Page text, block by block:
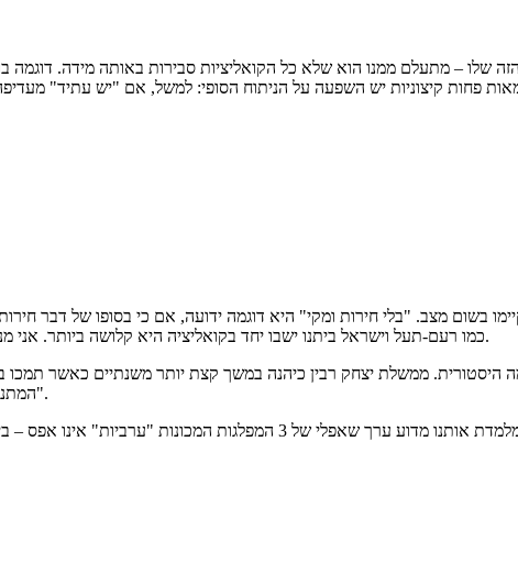
שלו – מתעלם ממנו הוא שלא כל הקואליציות סבירות באותה מידה.
בשום מצב. "בלי חירות ומקי" היא דוגמה ידועה, אם כי בסופו של דבר
כמו רעם-תעל וישראל ביתנו ישבו יחד בקואליציה היא קלושה ביותר. אני מניח כי יש מושגי פתרון שלוקחים זאת בחשבון אם כי איני מתמצא עד כדי כך בפרטים.
המתנגדים לה היה נמוך ממספר התומכים, בין היתר בגלל המנעותן של "המפלגות הערביות".